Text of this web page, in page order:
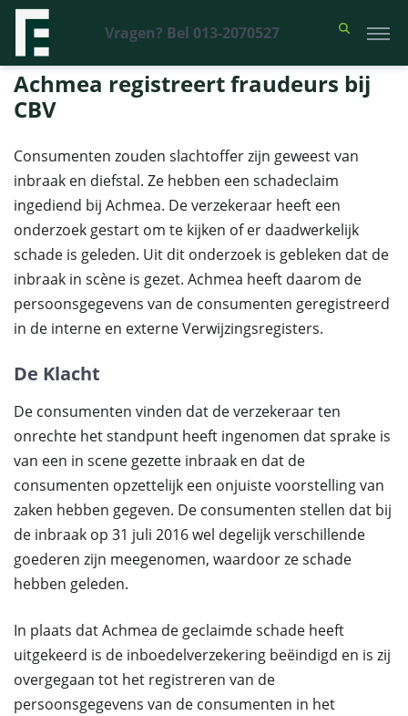
Vragen? Bel 013-2070527
Financieel Recht Advocaten >Uitspraken>Achmea registreert
fraudeurs bij CBV
Achmea registreert fraudeurs bij
CBV
Consumenten zouden slachtoffer zijn geweest van
inbraak en diefstal. Ze hebben een schadeclaim
ingediend bij Achmea. De verzekeraar heeft een
onderzoek gestart om te kijken of er daadwerkelijk
schade is geleden. Uit dit onderzoek is gebleken dat de
inbraak in scène is gezet. Achmea heeft daarom de
persoonsgegevens van de consumenten geregistreerd
in de interne en externe Verwijzingsregisters.
De Klacht
De consumenten vinden dat de verzekeraar ten
onrechte het standpunt heeft ingenomen dat sprake is
van een in scene gezette inbraak en dat de
consumenten opzettelijk een onjuiste voorstelling van
zaken hebben gegeven. De consumenten stellen dat bij
de inbraak op 31 juli 2016 wel degelijk verschillende
goederen zijn meegenomen, waardoor ze schade
hebben geleden.
In plaats dat Achmea de geclaimde schade heeft
uitgekeerd is de inboedelverzekering beëindigd en is zij
overgegaan tot het registreren van de
persoonsgegevens van de consumenten in het